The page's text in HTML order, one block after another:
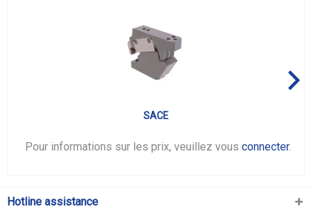
SACE
Pour informations sur les prix, veuillez vous connecter.
Hotline assistance